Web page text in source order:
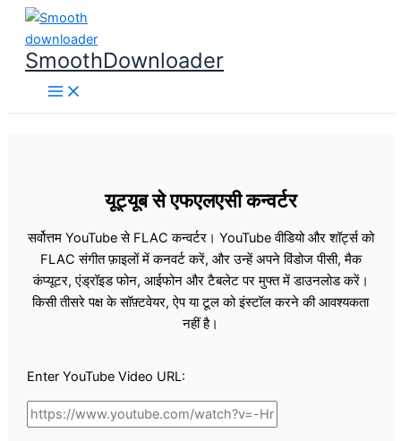
Skip
content
SmoothDownloader
यूट्यूब से एफएलएसी कन्वर्टर
सर्वोत्तम YouTube से FLAC कन्वर्टर। YouTube वीडियो और शॉर्ट्स को
FLAC संगीत फ़ाइलों में कनवर्ट करें, और उन्हें अपने विंडोज पीसी, मैक
कंप्यूटर, एंड्रॉइड फोन, आईफोन और टैबलेट पर मुफ्त में डाउनलोड करें।
किसी तीसरे पक्ष के सॉफ़्टवेयर, ऐप या टूल को इंस्टॉल करने की आवश्यकता
नहीं है।
Enter YouTube Video URL: